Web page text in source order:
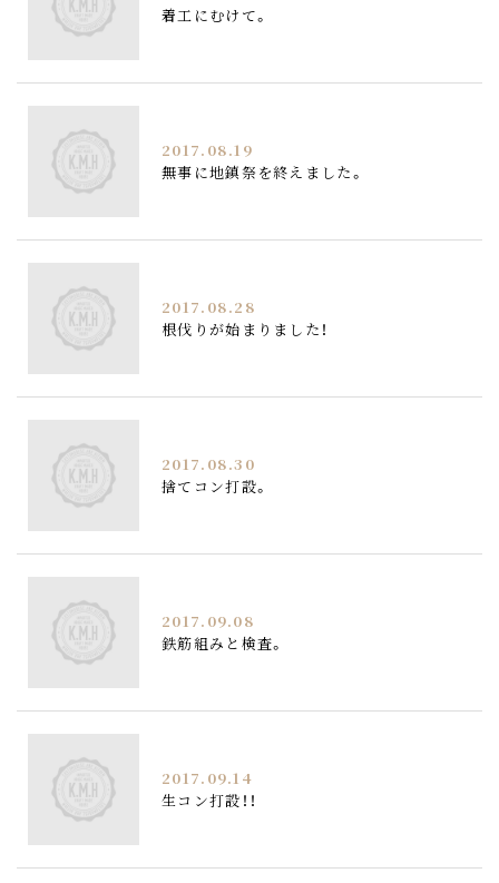
着工にむけて。
2017.08.19
無事に地鎮祭を終えました。
2017.08.28
根伐りが始まりました！
2017.08.30
捨てコン打設。
2017.09.08
鉄筋組みと検査。
2017.09.14
生コン打設！！